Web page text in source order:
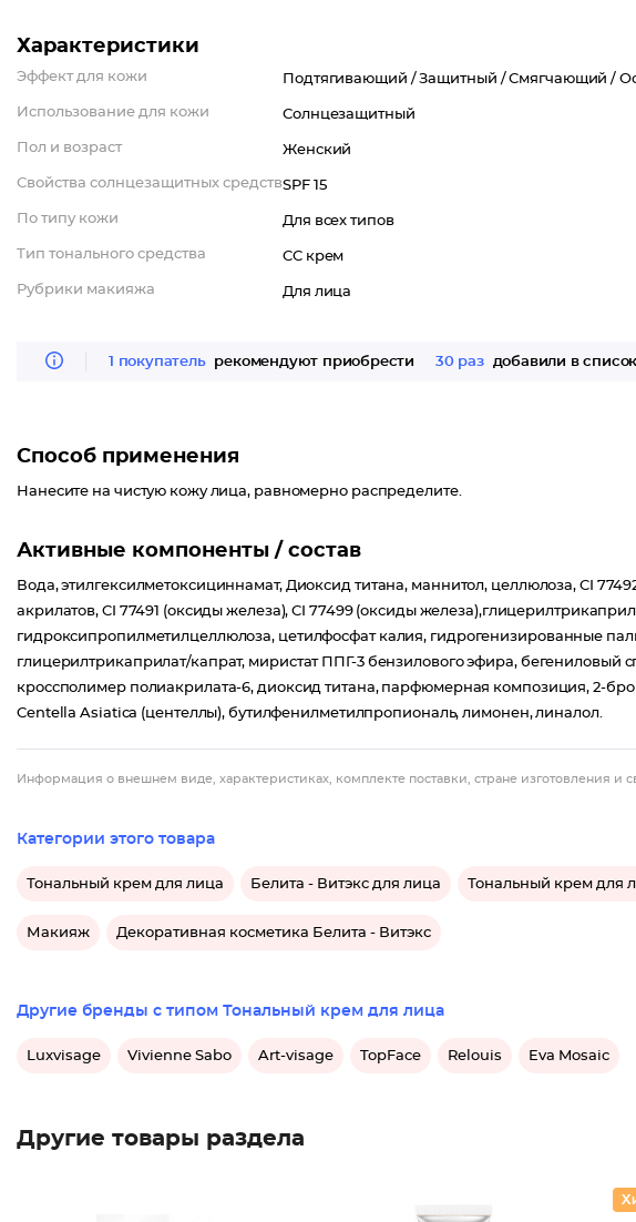
Характеристики
Эффект для кожи Подтягивающий /Защитный /Смягчающий /
Использование для кожи Солнцезащитный
Пол и возраст Женский
Свойства солнцезащитных средствSPF 15
По типу кожи Для всех типов
Тип тонального средства CC крем
Рубрики макияжа Для лица
1 покупатель рекомендуют приобрести 30 раз добавили в
Способ применения
Нанесите на чистую кожу лица, равномерно распределите.
Активные компоненты / состав
Вода, этилгексилметоксициннамат, Диоксид титана, маннитол, целлюлоза, CI
акрилатов, CI 77491 (оксиды железа), CI 77499 (оксиды
гидроксипропилметилцеллюлоза, цетилфосфат калия, гидрогенизированные
глицерилтрикаприлат/капрат, миристат ППГ-3 бензилового эфира, бегениловый
кроссполимер полиакрилата-6, диоксид титана, парфюмерная композиция, 2-
Centella Asiatica (центеллы), бутилфенилметилпропиональ, лимонен, линалол.
Информация о внешнем виде, характеристиках, комплекте поставки, стране изготовления и
Категории этого товара
Тональный крем для лица Белита - Витэкс для лица Тональный крем для
Макияж Декоративная косметика Белита - Витэкс
Другие бренды с типом Тональный крем для лица
Luxvisage Vivienne Sabo Art-visage TopFace Relouis Eva Mosaic
Другие товары раздела